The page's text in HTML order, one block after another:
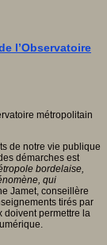
l’Observatoire
de notre vie publique
démarches est
bordelaise,
qui
Jamet, conseillère
tirés par
doivent permettre la